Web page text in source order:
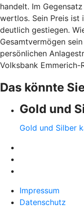
handelt. Im
wertlos. Sein Preis ist
deutlich gestiegen.
Gesamtvermögen
persönlichen
Volksbank Emmerich-
Das könnte
Gold und
Gold und Silber
Impressum
Datenschutz